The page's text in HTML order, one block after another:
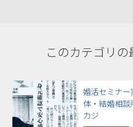
このカテゴリ
婚活セミナ
体・結婚相
カジ